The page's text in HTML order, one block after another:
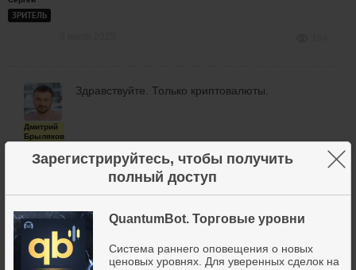
Зарегистрируйтесь, чтобы получить
полный доступ
QuantumBot. Торговые уровни
Система раннего оповещения о новых
ценовых уровнях. Для уверенных сделок на
×
ЗРИТЕЛЬ
Дмитрий
Брыляков
Здравствуйте. Только криптовалюты.
8 июля 2025
Здравствуйте. я недавно приобрёл доступ к